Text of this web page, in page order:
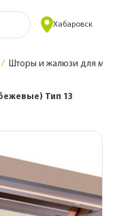
Хабаровск
Шторы и жалюзи для
Тип 13